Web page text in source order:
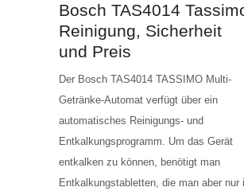
Bosch TAS4014
Reinigung, Sicherheit
und Preis
Der Bosch TAS4014 TASSIMO Multi-
Getränke-Automat verfügt über ein
automatisches Reinigungs- und
Entkalkungsprogramm. Um das Gerät
entkalken zu können, benötigt man
Entkalkungstabletten, die man aber nur